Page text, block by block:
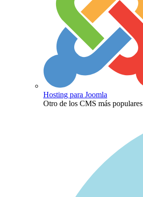
Hosting para Joomla
Otro de los CMS más populares